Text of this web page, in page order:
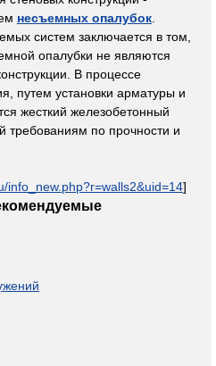
несъемных опалубок
систем заключается в том,
опалубки не являются
В процессе
путем установки арматуры и
жесткий железобетонный
требованиям по прочности и
info_new.php?r=walls2&uid=14]